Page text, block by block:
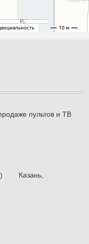
пультов и ТВ
Казань,